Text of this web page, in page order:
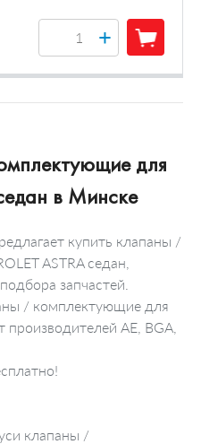
+
для
в Минске
купить клапаны /
ASTRA седан,
запчастей.
/ комплектующие для
производителей AE, BGA,
клапаны /